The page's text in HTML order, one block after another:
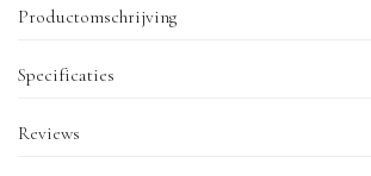
Productomschrijving
Specificaties
Reviews